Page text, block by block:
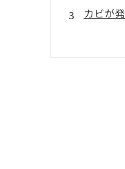
カビが
カビに
カビに
カビに
カビ取